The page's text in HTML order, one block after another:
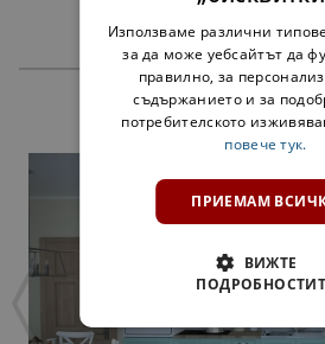
ПРОДУКТИ
Използваме различни
за да може уебсайтът да
правилно, за
съдържанието и за
потребителското
повече тук.
ПРИЕМАМ
ВИЖТЕ